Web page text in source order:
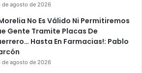
de agosto de 2026
No Es Válido Ni Permitiremos
Gente Tramite Placas De
Hasta En Farmacias!: Pablo
de agosto de 2026